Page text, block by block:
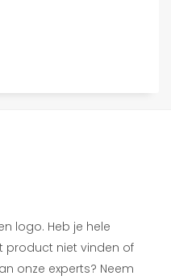
logo. Heb je hele
product niet vinden of
onze experts? Neem